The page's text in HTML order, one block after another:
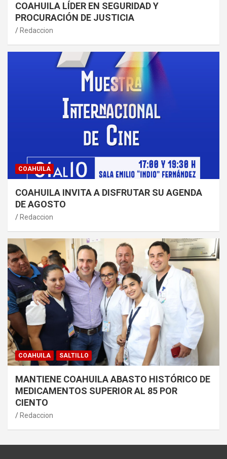
COAHUILA LÍDER EN SEGURIDAD Y
PROCURACIÓN DE JUSTICIA
Redaccion
COAHUILA
COAHUILA INVITA A DISFRUTAR SU AGENDA
DE AGOSTO
Redaccion
COAHUILA SALTILLO
MANTIENE COAHUILA ABASTO HISTÓRICO DE
MEDICAMENTOS SUPERIOR AL 85 POR
CIENTO
Redaccion